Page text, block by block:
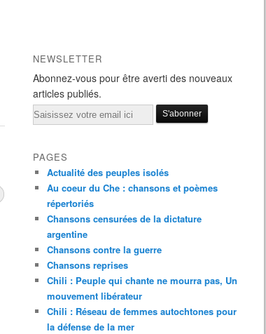
NEWSLETTER
Abonnez-vous pour être averti des nouveaux
articles publiés.
Email
PAGES
Actualité des peuples isolés
Au coeur du Che : chansons et poèmes
répertoriés
Chansons censurées de la dictature
argentine
Chansons contre la guerre
Chansons reprises
Chili : Peuple qui chante ne mourra pas, Un
mouvement libérateur
Chili : Réseau de femmes autochtones pour
la défense de la mer